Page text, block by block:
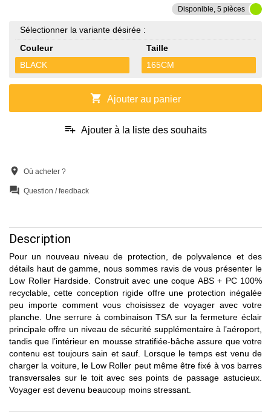
Disponible, 5 pièces
Sélectionner la variante désirée :
Couleur
BLACK
Taille
165CM
shopping_cart Ajouter au panier
playlist_add Ajouter à la liste des souhaits
location_on Où acheter ?
question_answer Question / feedback
Description
Pour un nouveau niveau de protection, de polyvalence et des
détails haut de gamme, nous sommes ravis de vous présenter le
Low Roller Hardside. Construit avec une coque ABS + PC 100%
recyclable, cette conception rigide offre une protection inégalée
peu importe comment vous choisissez de voyager avec votre
planche. Une serrure à combinaison TSA sur la fermeture éclair
principale offre un niveau de sécurité supplémentaire à l’aéroport,
tandis que l’intérieur en mousse stratifiée-bâche assure que votre
contenu est toujours sain et sauf. Lorsque le temps est venu de
charger la voiture, le Low Roller peut même être fixé à vos barres
transversales sur le toit avec ses points de passage astucieux.
Voyager est devenu beaucoup moins stressant.